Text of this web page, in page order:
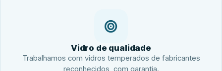
Vidro de qualidade
Trabalhamos com vidros temperados de fabricantes
reconhecidos, com garantia.